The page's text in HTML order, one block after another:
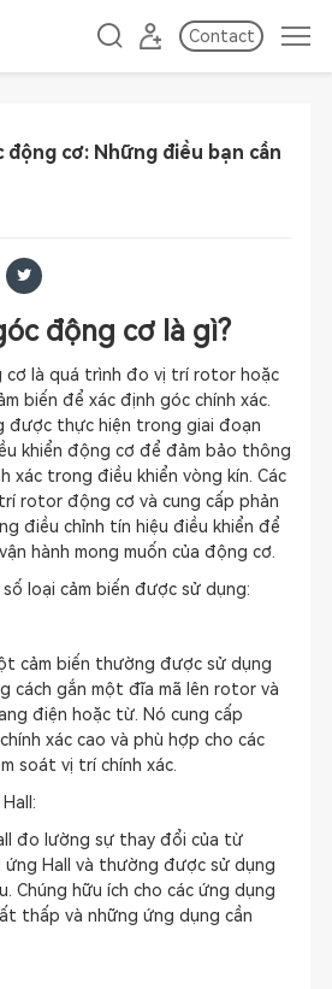
Contact
động cơ: Những điều bạn cần
động cơ là gì?
cơ là quá trình đo vị trí rotor hoặc
biến để xác định góc chính xác.
được thực hiện trong giai đoạn
khiển động cơ để đảm bảo thông
xác trong điều khiển vòng kín. Các
rotor động cơ và cung cấp phản
điều chỉnh tín hiệu điều khiển để
hành mong muốn của động cơ.
loại cảm biến được sử dụng:
cảm biến thường được sử dụng
cách gắn một đĩa mã lên rotor và
điện hoặc từ. Nó cung cấp
xác cao và phù hợp cho các
soát vị trí chính xác.
đo lường sự thay đổi của từ
Hall và thường được sử dụng
Chúng hữu ích cho các ứng dụng
thấp và những ứng dụng cần